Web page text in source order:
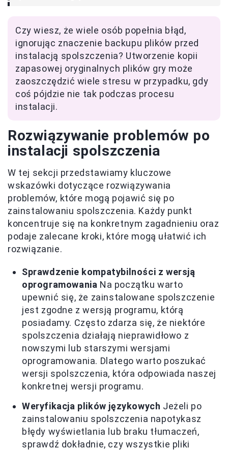
Czy wiesz, że wiele osób popełnia błąd,
ignorując znaczenie backupu plików przed
instalacją spolszczenia? Utworzenie kopii
zapasowej oryginalnych plików gry może
zaoszczędzić wiele stresu w przypadku, gdy
coś pójdzie nie tak podczas procesu
instalacji.
Rozwiązywanie problemów po
instalacji spolszczenia
W tej sekcji przedstawiamy kluczowe
wskazówki dotyczące rozwiązywania
problemów, które mogą pojawić się po
zainstalowaniu spolszczenia. Każdy punkt
koncentruje się na konkretnym zagadnieniu oraz
podaje zalecane kroki, które mogą ułatwić ich
rozwiązanie.
Sprawdzenie kompatybilności z wersją
oprogramowania Na początku warto
upewnić się, że zainstalowane spolszczenie
jest zgodne z wersją programu, którą
posiadamy. Często zdarza się, że niektóre
spolszczenia działają nieprawidłowo z
nowszymi lub starszymi wersjami
oprogramowania. Dlatego warto poszukać
wersji spolszczenia, która odpowiada naszej
konkretnej wersji programu.
Weryfikacja plików językowych Jeżeli po
zainstalowaniu spolszczenia napotykasz
błędy wyświetlania lub braku tłumaczeń,
sprawdź dokładnie, czy wszystkie pliki